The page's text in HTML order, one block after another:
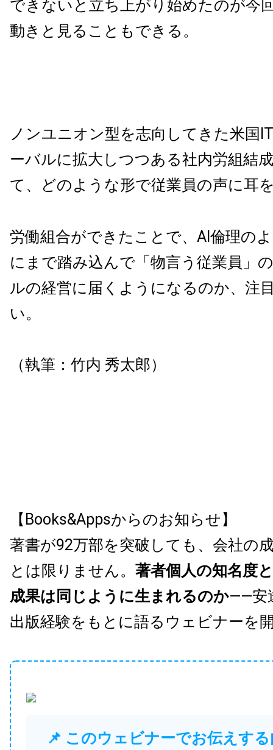
できないと立ち上がり始めたのが今
動きと見ることもできる。
ノンユニオン型を志向してきた米国
ーバルに拡大しつつある社内労組結
て、どのような形で従業員の声に耳
労働組合ができたことで、AI倫理の
にまで踏み込んで「物言う従業員」
ルの経営に届くようになるのか、注
い。
（執筆：竹内 秀太郎）
【Books&Appsからのお知らせ】
著書が92万部を突破しても、会社の
とは限りません。 著者個人の知名度
成果は同じように生まれるのか——安
出版経験をもとに語るウェビナーを
📌 このウェビナーでお伝えす